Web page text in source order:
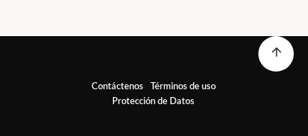
Contáctenos
Términos de uso
Protección de Datos